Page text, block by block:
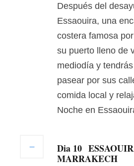
Después del
Essaouira, una
costera famosa
su puerto lleno de
mediodía y
pasear por sus
comida local y
Noche en
Dia 10
MARRAKECH